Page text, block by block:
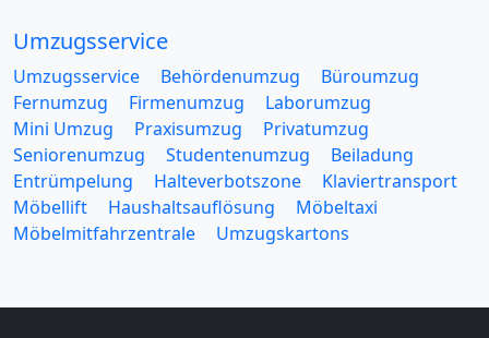
Umzugsservice
Umzugsservice Behördenumzug
Büroumzug
Fernumzug
Firmenumzug
Laborumzug
Mini Umzug
Praxisumzug
Privatumzug
Seniorenumzug
Studentenumzug
Beiladung
Entrümpelung
Halteverbotszone
Klaviertransport
Möbellift
Haushaltsauflösung
Möbeltaxi
Möbelmitfahrzentrale
Umzugskartons